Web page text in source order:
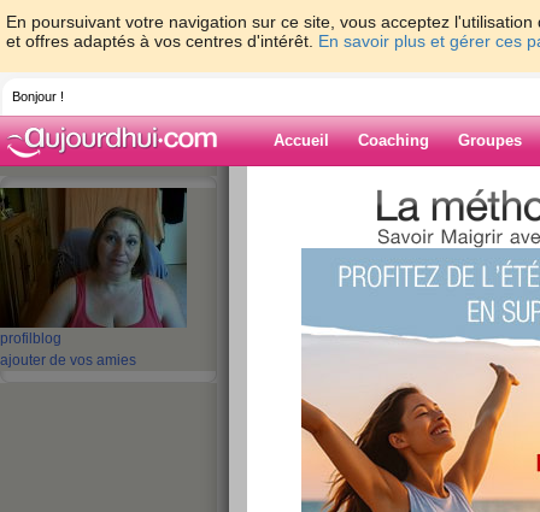
En poursuivant votre navigation sur ce site, vous acceptez
et offres adaptés à vos centres d'intérêt. En savoir plus et gérer ces
Bonjour !
Accueil Coaching Groupes
profil blog
ajouter de vos amies
> > passage
Blog de
passage du
coucou les filles ! je ne vous
gestion de l'accident puis
peu surbookée ! mais je reviens